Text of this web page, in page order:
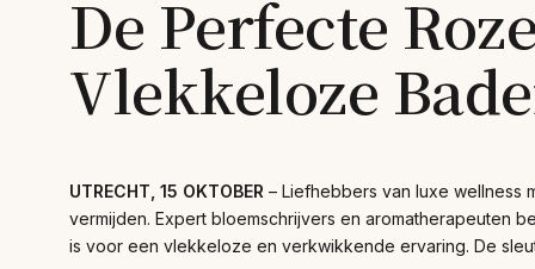
De Perfecte
Vlekkeloze
UTRECHT, 15 OKTOBER – Liefhebbers van luxe wellness
vermijden. Expert bloemschrijvers en aromatherapeuten
is voor een vlekkeloze en verkwikkende ervaring. De